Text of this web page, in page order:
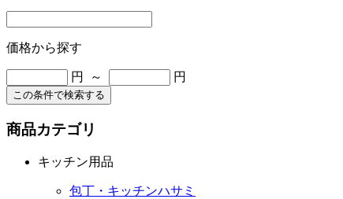
価格から探す
円 ～ 円
この条件で検索する
商品カテゴリ
キッチン用品
包丁・キッチンハサミ